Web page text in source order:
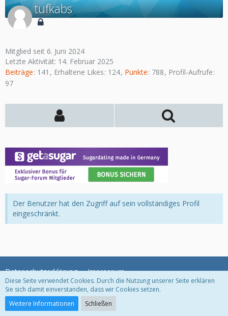
tufkabs
Mitglied seit 6. Juni 2024
Letzte Aktivität: 14. Februar 2025
Beiträge 141 Erhaltene Likes 124 Punkte 788
Profil-Aufrufe
97
Der Benutzer hat den Zugriff auf sein vollständiges Profil
eingeschränkt.
Datenschutzerklärung Impressum
Community-Software:
Diese Seite verwendet Cookies. Durch die Nutzung unserer Seite erklären
Sie sich damit einverstanden, dass wir Cookies setzen.
Weitere Informationen
Schließen